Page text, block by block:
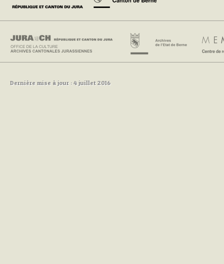
Dernière mise à jour : 4 juillet 2016